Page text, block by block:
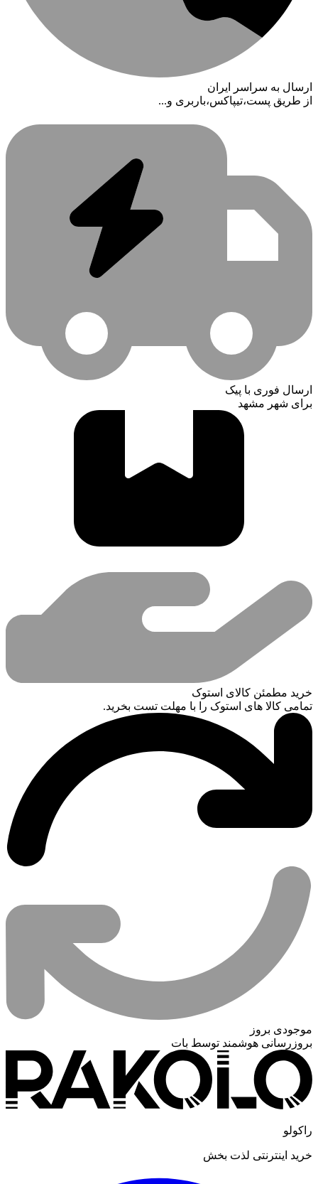
ارسال به سراسر ایران
از طریق پست،تیپاکس،باربری و...
ارسال فوری با پیک
برای شهر مشهد
خرید مطمئن کالای استوک
تمامی کالا های استوک را با مهلت تست بخرید.
موجودی بروز
بروزرسانی هوشمند توسط بات
راکولو
خرید اینترنتی لذت بخش